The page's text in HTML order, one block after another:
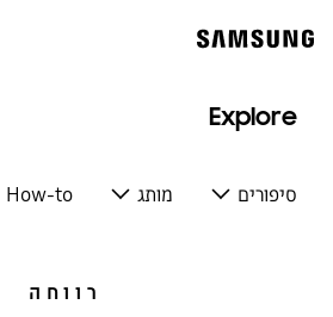
Explore
סיפורים מותג How-to
רווחה